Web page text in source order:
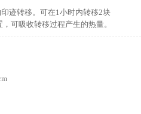
迹转移。可在1小时内转移2块
可吸收转移过程产生的热量。